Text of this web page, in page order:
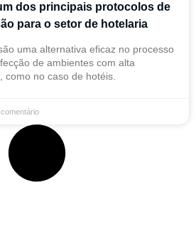
dos principais protocolos de
para o setor de hotelaria
uma alternativa eficaz no processo
de ambientes com alta
como no caso de hotéis.